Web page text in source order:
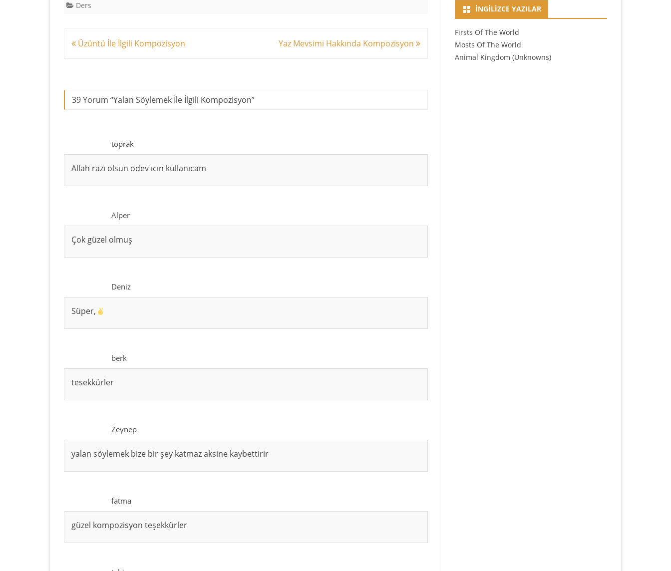
Ders
YazıÜzüntü İle İlgili Kompozisyon Yaz Mevsimi Hakkında Kompozisyon
39 Yorum “Yalan Söylemek İle İlgili Kompozisyon”
toprak
Allah razı olsun odev ıcın kullanıcam
Alper
Çok güzel olmuş
Deniz
Süper,
berk
tesekkürler
Zeynep
yalan söylemek bize bir şey katmaz aksine kaybettirir
fatma
güzel kompozisyon teşekkürler
İNGILIZCE YAZILAR
Firsts Of The World
Mosts Of The World
Animal Kingdom (Unknowns)